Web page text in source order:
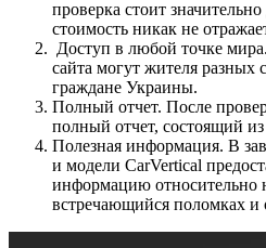
проверка стоит
стоимость никак не
Доступ в любой точке
сайта могут жителя разных
граждане Украины.
Полный отчет. После
полный отчет, состоящий из
Полезная информация. В
и модели CarVertical
информацию относительно
встречающийся поломках и